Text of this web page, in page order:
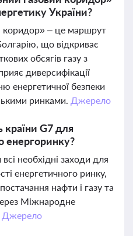
України?
коридор» – це маршрут
що відкриває
обсягів газу з
диверсифікації
енергетичної безпеки
ринками. Джерело
G7 для
енергоринку?
необхідні заходи для
енергетичного ринку,
нафти і газу та
Міжнародне
Джерело